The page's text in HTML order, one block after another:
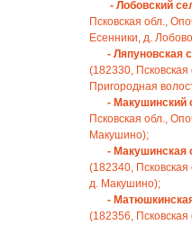
- Лобовский
Псковская обл.,
Есенники, д.
- Ляпуновская
(182330,
Пригородная
- Макушинский
Псковская обл.,
Макушино);
- Макушинская
(182340,
д.
-
(182356,